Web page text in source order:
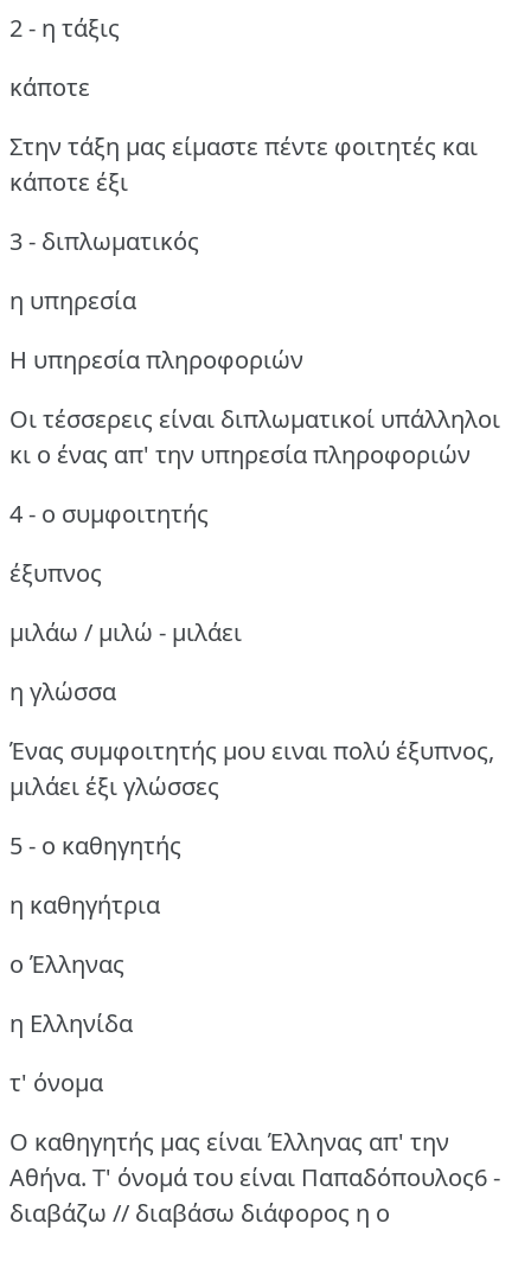
2 - η τάξις
κάποτε
Στην τάξη μας είμαστε πέντε φοιτητές και
κάποτε έξι
3 - διπλωματικός
η υπηρεσία
Η υπηρεσία πληροφοριών
Οι τέσσερεις είναι διπλωματικοί υπάλληλοι
κι ο ένας απ' την υπηρεσία πληροφοριών
4 - ο συμφοιτητής
έξυπνος
μιλάω / μιλώ - μιλάει
η γλώσσα
Ένας συμφοιτητής μου ειναι πολύ έξυπνος,
μιλάει έξι γλώσσες
5 - ο καθηγητής
η καθηγήτρια
ο Έλληνας
η Ελληνίδα
τ' όνομα
Ο καθηγητής μας είναι Έλληνας απ' την
Αθήνα. Τ' όνομά του είναι Παπαδόπουλος6 -
διαβάζω // διαβάσω διάφορος η ο